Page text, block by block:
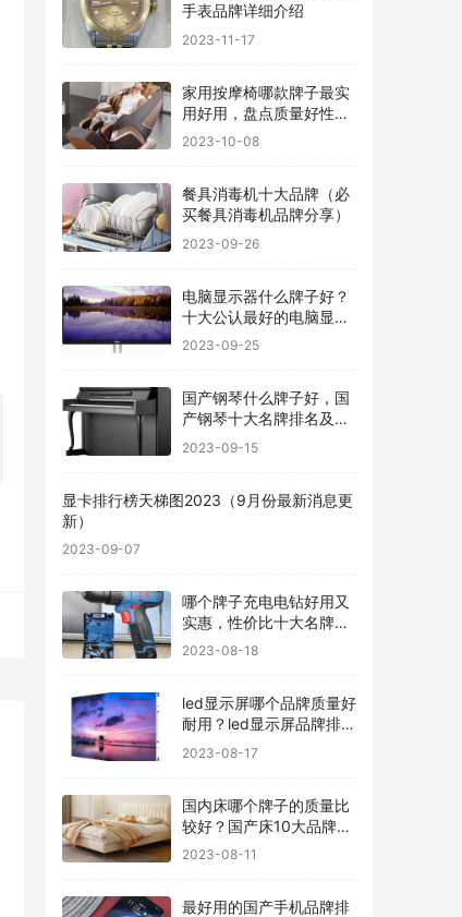
手表品牌详细介绍
2023-11-17
家用按摩椅哪款牌子最实
用好用，盘点质量好性价
比高的品牌
2023-10-08
餐具消毒机十大品牌（必
买餐具消毒机品牌分享）
2023-09-26
电脑显示器什么牌子好？
十大公认最好的电脑显示
器
2023-09-25
国产钢琴什么牌子好，国
产钢琴十大名牌排名及价
格
2023-09-15
显卡排行榜天梯图2023（9月份最新消息更
新）
2023-09-07
哪个牌子充电电钻好用又
实惠，性价比十大名牌充
电电钻排名
2023-08-18
led显示屏哪个品牌质量好
耐用？led显示屏品牌排行
前十名
2023-08-17
国内床哪个牌子的质量比
较好？国产床10大品牌最
新排名
2023-08-11
最好用的国产手机品牌排